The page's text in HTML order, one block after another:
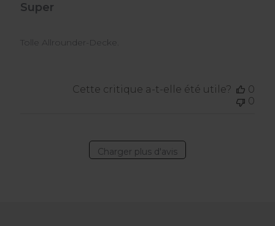
Super
Tolle Allrounder-Decke.
Cette critique a-t-elle été utile?
0
0
Charger plus d'avis